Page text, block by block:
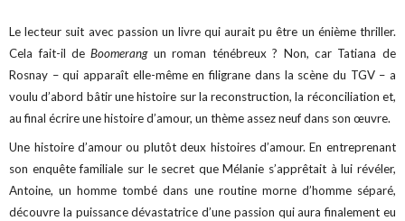
Le lecteur suit avec passion un livre qui aurait pu être un énième thriller.
Cela fait-il deBoomerangun roman ténébreux ? Non, car Tatiana de
Rosnay – qui apparaît elle-même en filigrane dans la scène du TGV – a
voulu d’abord bâtir une histoire sur la reconstruction, la réconciliation et,
au final écrire une histoire d’amour, un thème assez neuf dans son œuvre.
Une histoire d’amour ou plutôt deux histoires d’amour. En entreprenant
son enquête familiale sur le secret que Mélanie s’apprêtait à lui révéler,
Antoine, un homme tombé dans une routine morne d’homme séparé,
découvre la puissance dévastatrice d’une passion qui aura finalement eu